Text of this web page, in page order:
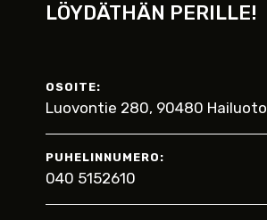
LÖYDÄTHÄN PERILLE!
OSOITE:
Luovontie 280, 90480 Hailuoto
PUHELINNUMERO:
040 5152610